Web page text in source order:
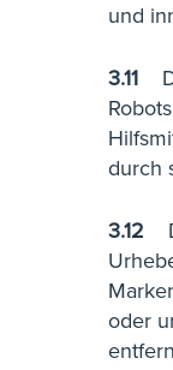
und
3.11
durch
3.12
oder